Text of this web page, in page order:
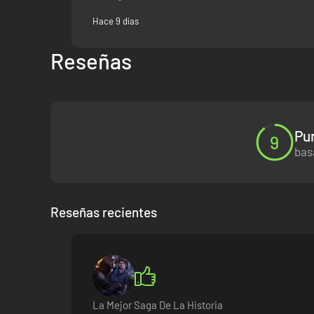
Hace 9 días
Reseñas
9
Reseñas recientes
La Mejor Saga De La Historia